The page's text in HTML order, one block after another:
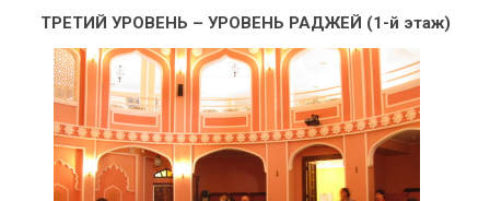
ТРЕТИЙ УРОВЕНЬ – УРОВЕНЬ РАДЖЕЙ (1-й этаж)